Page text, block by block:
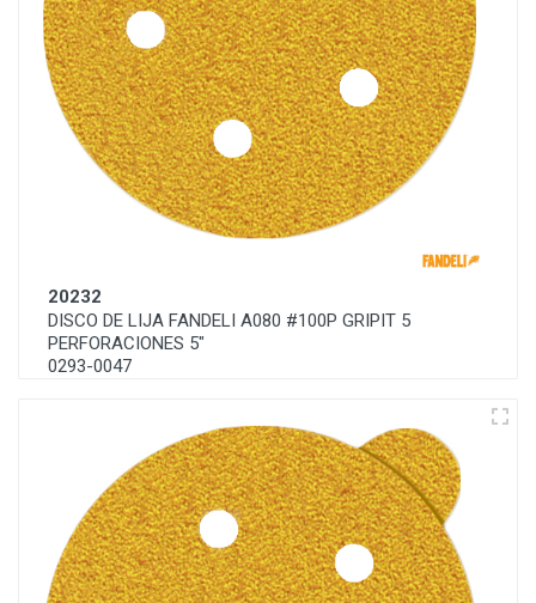
20232
DISCO DE LIJA FANDELI A080 #100P GRIPIT 5
PERFORACIONES 5"
0293-0047